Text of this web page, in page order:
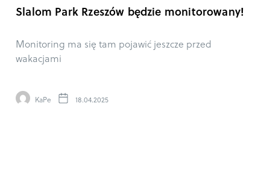
Slalom Park Rzeszów będzie monitorowany!
Monitoring ma się tam pojawić jeszcze przed
wakacjami
KaPe 18.04.2025